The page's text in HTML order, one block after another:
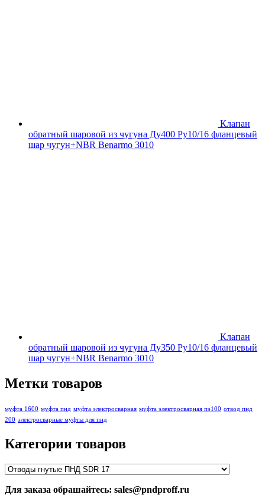
Клапан
обратный шаровой из чугуна Ду400 Ру10/16 фланцевый
шар чугун+NBR Benarmo 3010
Клапан
обратный шаровой из чугуна Ду350 Ру10/16 фланцевый
шар чугун+NBR Benarmo 3010
Метки товаров
муфта 1600 муфта пнд муфта электросварная муфта электросварная пэ100 отвод пнд
200 электросварные муфты для пнд
Категории товаров
Для заказа обрашайтесь: sales@pndproff.ru